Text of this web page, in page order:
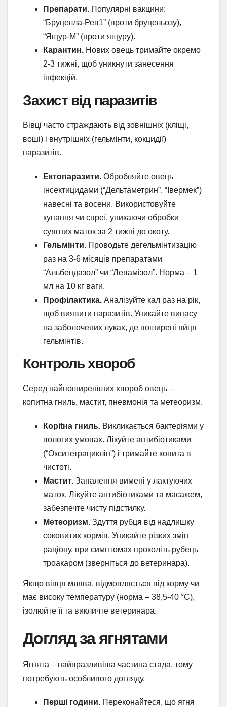
Препарати. Популярні вакцини:
“Бруцелла-Рев1” (проти бруцельозу),
“Ящур-М” (проти ящуру).
Карантин. Нових овець тримайте окремо
2-3 тижні, щоб уникнути занесення
інфекцій.
Захист від паразитів
Вівці часто страждають від зовнішніх (кліщі,
воші) і внутрішніх (гельмінти, кокцидії)
паразитів.
Ектопаразити. Обробляйте овець
інсектицидами (“Дельтаметрин”, “Івермек”)
навесні та восени. Використовуйте
купання чи спреї, уникаючи обробки
суягних маток за 2 тижні до окоту.
Гельмінти. Проводьте дегельмінтизацію
раз на 3-6 місяців препаратами
“Альбендазол” чи “Левамізол”. Норма – 1
мл на 10 кг ваги.
Профілактика. Аналізуйте кал раз на рік,
щоб виявити паразитів. Уникайте випасу
на заболочених луках, де поширені яйця
гельмінтів.
Контроль хвороб
Серед найпоширеніших хвороб овець –
копитна гниль, мастит, пневмонія та метеоризм.
Кopitна гниль. Викликається бактеріями у
вологих умовах. Лікуйте антибіотиками
(“Окситетрациклін”) і тримайте копита в
чистоті.
Мастит. Запалення вимені у лактуючих
маток. Лікуйте антибіотиками та масажем,
забезпечте чисту підстилку.
Метеоризм. Здуття рубця від надлишку
соковитих кормів. Уникайте різких змін
раціону, при симптомах проколіть рубець
троакаром (зверніться до ветеринара).
Якщо вівця млява, відмовляється від корму чи
має високу температуру (норма – 38,5-40 °C),
ізолюйте її та викличте ветеринара.
Догляд за ягнятами
Ягнята – найвразливіша частина стада, тому
потребують особливого догляду.
Перші години. Переконайтеся, що ягня